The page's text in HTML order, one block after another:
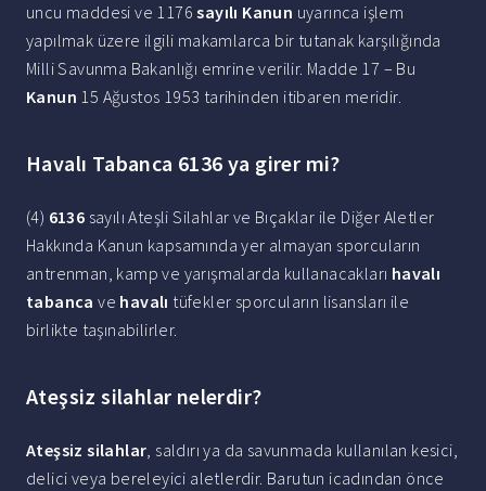
uncu maddesi ve 1176sayılı Kanun uyarınca işlem
yapılmak üzere ilgili makamlarca bir tutanak karşılığında
Milli Savunma Bakanlığı emrine verilir. Madde 17 – Bu
Kanun 15 Ağustos 1953 tarihinden itibaren meridir.
Havalı Tabanca 6136 ya girer mi?
(4) 6136 sayılı Ateşli Silahlar ve Bıçaklar ile Diğer Aletler
Hakkında Kanun kapsamında yer almayan sporcuların
antrenman, kamp ve yarışmalarda kullanacakları havalı
tabanca ve havalı tüfekler sporcuların lisansları ile
birlikte taşınabilirler.
Ateşsiz silahlar nelerdir?
Ateşsiz silahlar, saldırı ya da savunmada kullanılan kesici,
delici veya bereleyici aletlerdir. Barutun icadından önce